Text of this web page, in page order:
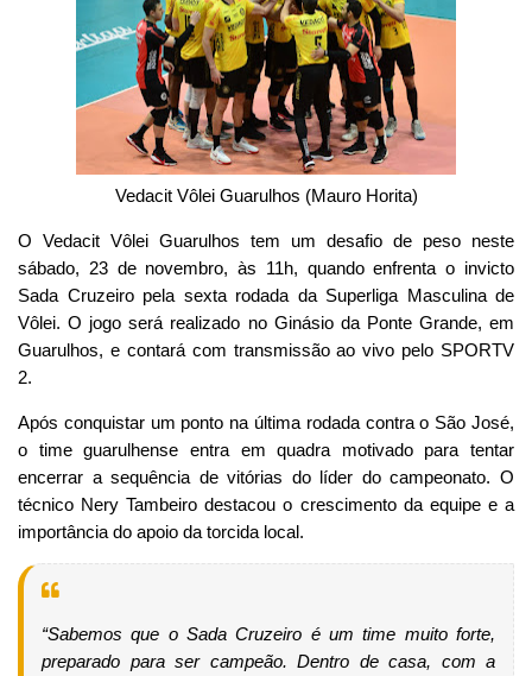
Vedacit Vôlei Guarulhos (Mauro Horita)
O Vedacit Vôlei Guarulhos tem um desafio de peso neste
sábado, 23 de novembro, às 11h, quando enfrenta o invicto
Sada Cruzeiro pela sexta rodada da Superliga Masculina de
Vôlei. O jogo será realizado no Ginásio da Ponte Grande, em
Guarulhos, e contará com transmissão ao vivo pelo SPORTV
2.
Após conquistar um ponto na última rodada contra o São José,
o time guarulhense entra em quadra motivado para tentar
encerrar a sequência de vitórias do líder do campeonato. O
técnico Nery Tambeiro destacou o crescimento da equipe e a
importância do apoio da torcida local.
“Sabemos que o Sada Cruzeiro é um time muito forte,
preparado para ser campeão. Dentro de casa, com a